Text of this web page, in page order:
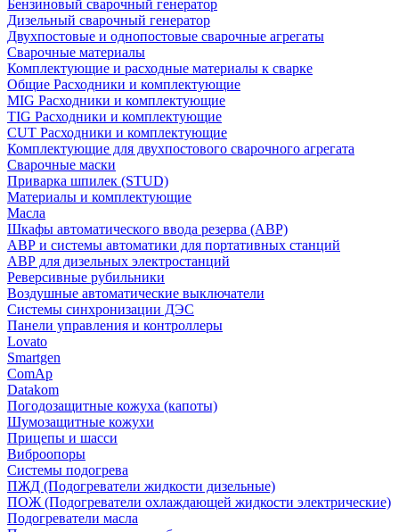
Бензиновый сварочный генератор
Дизельный сварочный генератор
Двухпостовые и однопостовые сварочные агрегаты
Сварочные материалы
Комплектующие и расходные материалы к сварке
Общие Расходники и комплектующие
MIG Расходники и комплектующие
TIG Расходники и комплектующие
CUT Расходники и комплектующие
Комплектующие для двухпостового сварочного агрегата
Сварочные маски
Приварка шпилек (STUD)
Материалы и комплектующие
Масла
Шкафы автоматического ввода резерва (АВР)
АВР и системы автоматики для портативных станций
АВР для дизельных электростанций
Реверсивные рубильники
Воздушные автоматические выключатели
Системы синхронизации ДЭС
Панели управления и контроллеры
Lovato
Smartgen
ComAp
Datakom
Погодозащитные кожуха (капоты)
Шумозащитные кожухи
Прицепы и шасси
Виброопоры
Системы подогрева
ПЖД (Подогреватели жидкости дизельные)
ПОЖ (Подогреватели охлаждающей жидкости электрические)
Подогреватели масла